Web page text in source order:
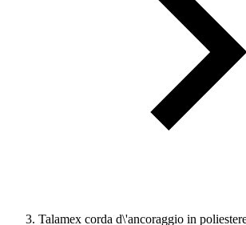
Talamex corda d\'ancoraggio in